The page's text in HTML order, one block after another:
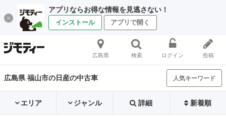
アプリならお得な情報を見逃さない！
インストール アプリで開く
広島県 検索 ログイン 投稿
広島県 福山市の日産の中古車 人気キーワード
エリア ジャンル 詳細 新着順